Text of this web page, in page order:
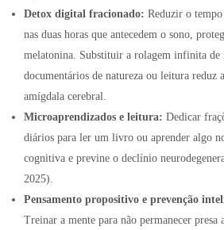
Detox digital fracionado: Reduzir o
nas duas horas que antecedem o sono,
melatonina. Substituir a rolagem infinita de
documentários de natureza ou leitura reduz
amígdala cerebral.
Microaprendizados e leitura: Dedicar
diários para ler um livro ou aprender algo
cognitiva e previne o declínio
2025).
Pensamento propositivo e prevenção
Treinar a mente para não permanecer presa